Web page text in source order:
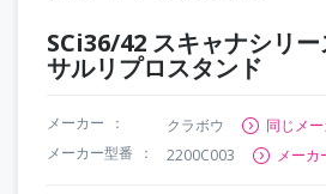
SCi36/42 スキャナシリ
サルリプロスタンド
メーカー クラボウ
同じメ
メーカー型番
2200C003 メーカ